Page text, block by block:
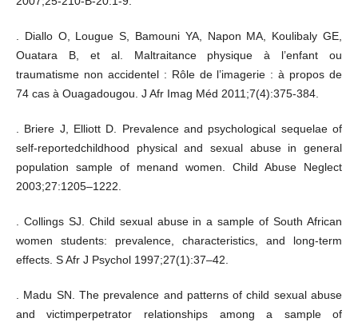
. Diallo O, Lougue S, Bamouni YA, Napon MA, Koulibaly GE,
Ouatara B, et al. Maltraitance physique à l’enfant ou
traumatisme non accidentel : Rôle de l’imagerie : à propos de
74 cas à Ouagadougou. J Afr Imag Méd 2011;7(4):375-384.
. Briere J, Elliott D. Prevalence and psychological sequelae of
self-reportedchildhood physical and sexual abuse in general
population sample of menand women. Child Abuse Neglect
2003;27:1205–1222.
. Collings SJ. Child sexual abuse in a sample of South African
women students: prevalence, characteristics, and long-term
effects. S Afr J Psychol 1997;27(1):37–42.
. Madu SN. The prevalence and patterns of child sexual abuse
and victimperpetrator relationships among a sample of